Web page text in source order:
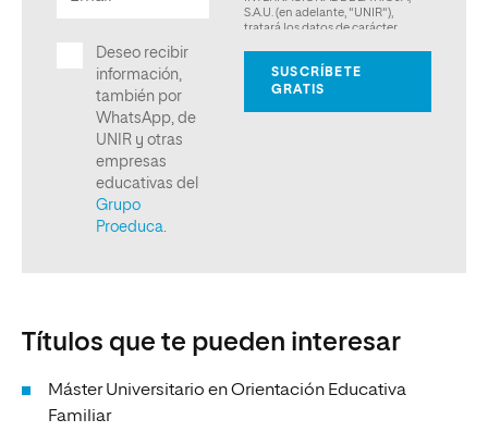
Títulos que te pueden interesar
Máster Universitario en Orientación Educativa
Familiar